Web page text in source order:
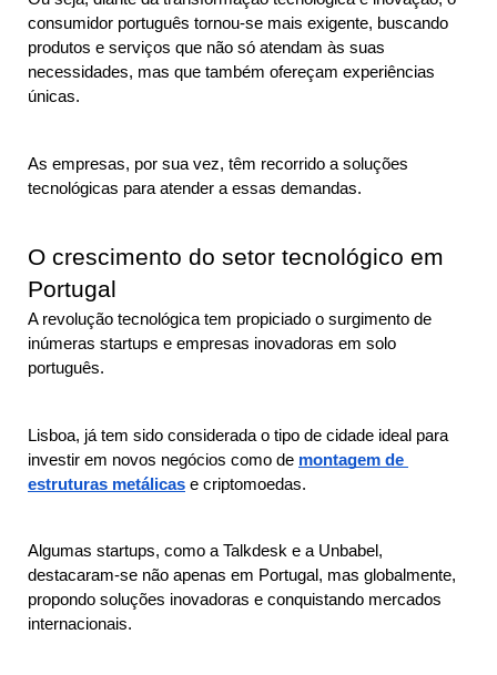
consumidor português tornou-se mais exigente, buscando
produtos e serviços que não só atendam às suas
necessidades, mas que também ofereçam experiências
únicas.
As empresas, por sua vez, têm recorrido a soluções
tecnológicas para atender a essas demandas.
O crescimento do setor tecnológico em
Portugal
A revolução tecnológica tem propiciado o surgimento de
inúmeras startups e empresas inovadoras em solo
português.
Lisboa, já tem sido considerada o tipo de cidade ideal para
investir em novos negócios como de montagem de
estruturas metálicas e criptomoedas.
Algumas startups, como a Talkdesk e a Unbabel,
destacaram-se não apenas em Portugal, mas globalmente,
propondo soluções inovadoras e conquistando mercados
internacionais.